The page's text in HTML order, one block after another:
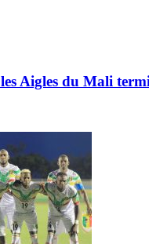
Aigles du Mali